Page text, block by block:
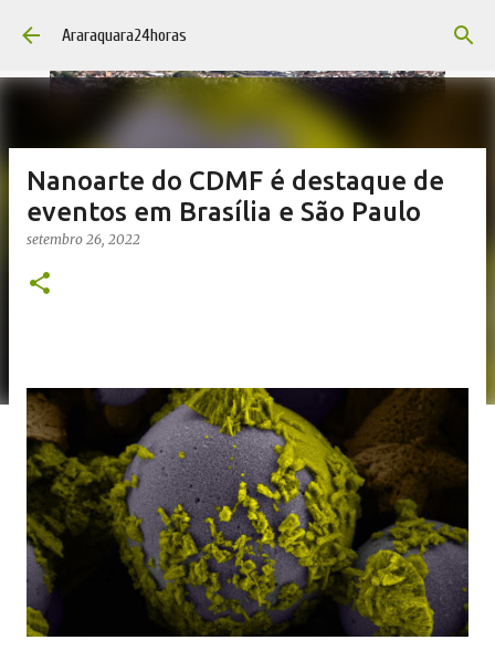
Pular para o conteúdo principal
Araraquara24horas
Nanoarte do CDMF é destaque de
eventos em Brasília e São Paulo
setembro 26, 2022